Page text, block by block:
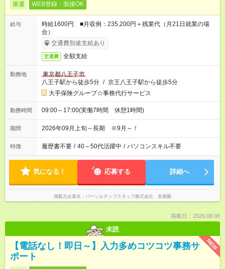
派遣 WEB登録・面接OK
給与
時給1600円 ■月収例：235,200円＋残業代（月21日就業の場
合）
交通費別途支給あり
交通費 全額支給
勤務地
東京都八王子市
八王子駅から徒歩5分 / 京王八王子駅から徒歩5分
大手保険グループ☆事務代行サービス
勤務時間 09:00～17:00(実働7時間 休憩1時間)
期間 2026年09月上旬～長期 ※9月～！
特徴 履歴書不要 / 40～50代活躍中 / パソコンスキル不要
気になる！ 応募する 詳細へ
掲載元企業名 パーソルテンプスタッフ株式会社 首都圏
掲載日：2026.08.08
未読
NEW
【電話なし！即日～】入力多めコツコツ事務サ
ポート